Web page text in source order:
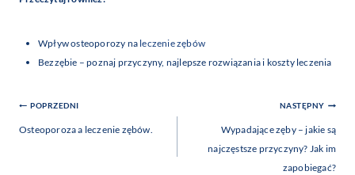
Wpływ osteoporozy na leczenie zębów
Bezzębie – poznaj przyczyny, najlepsze rozwiązania i koszty leczenia
Nawigacja
Wpisu
POPRZEDNI
Osteoporoza a leczenie zębów.
NASTĘPNY
Wypadające zęby – jakie są
najczęstsze przyczyny? Jak im
zapobiegać?